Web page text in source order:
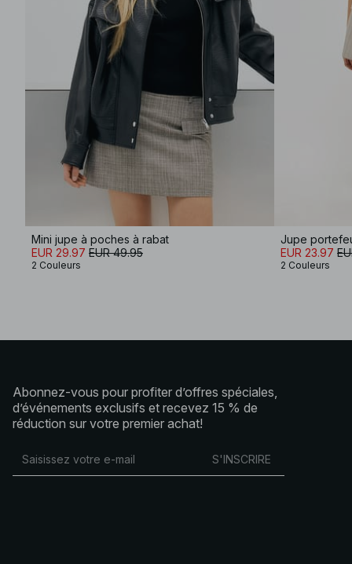
Mini jupe à poches à rabat
EUR 29.97 EUR 49.95
2 Couleurs
Jupe
EUR 23.97
2 Couleurs
Abonnez-vous pour profiter d’offres spéciales,
d’événements exclusifs et recevez 15 % de
réduction sur votre premier achat!
S'INSCRIRE